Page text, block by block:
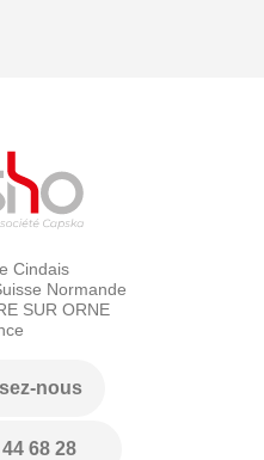
Cindais
Normande
SUR ORNE
nous
68 28